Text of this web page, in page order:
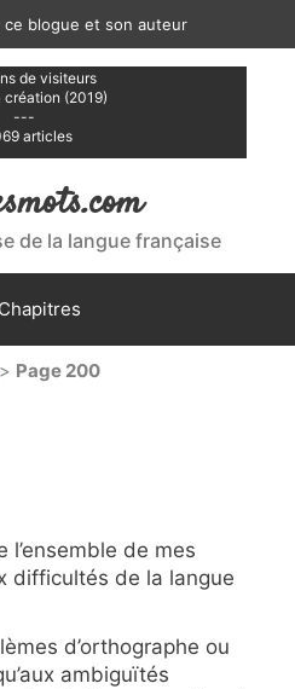
ce blogue et son auteur
de visiteurs
création (2019)
---
articles
de la langue française
Chapitres
> Page 200
l’ensemble de mes
difficultés de la langue
d’orthographe ou
ambiguïtés